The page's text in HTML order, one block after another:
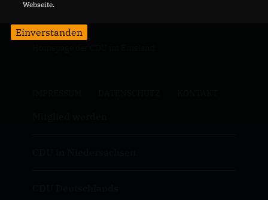
Webseite.
Einverstanden